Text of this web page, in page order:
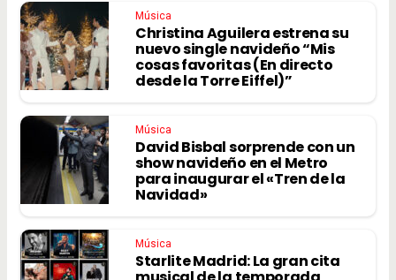
Música
Christina Aguilera estrena su
nuevo single navideño “Mis
cosas favoritas (En directo
desde la Torre Eiffel)”
Música
David Bisbal sorprende con un
show navideño en el Metro
para inaugurar el «Tren de la
Navidad»
Música
Starlite Madrid: La gran cita